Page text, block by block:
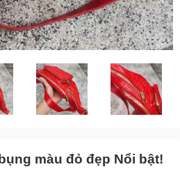
màu đỏ đẹp Nổi bật!